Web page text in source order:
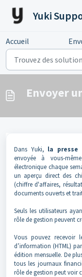
Yuki
Accueil
Envoyer
Dans Yuki, la presse
envoyée à vous-
électronique chaque
un aperçu direct des
(chiffre d'affaires,
documents ouverts et
Seuls les utilisateurs
rôle de gestion peuvent
Vous pouvez recevoir
d’information (HTML)
édition mensuelle. De
tous les journaux
rôle de gestion peut voir